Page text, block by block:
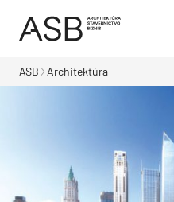
ASB Architektúra